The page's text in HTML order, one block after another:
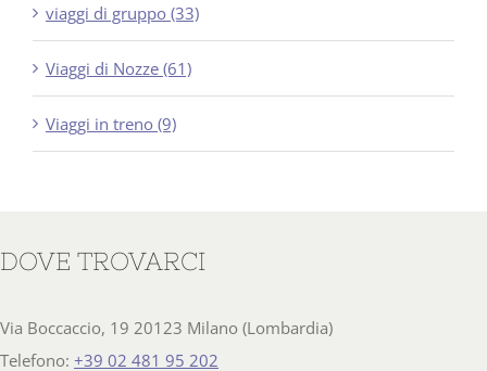
viaggi di gruppo (33)
Viaggi di Nozze (61)
Viaggi in treno (9)
DOVE TROVARCI
Via Boccaccio, 19 20123 Milano (Lombardia)
Telefono: +39 02 481 95 202